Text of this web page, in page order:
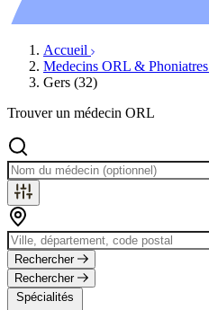
Accueil
Medecins ORL & Phoniatres
Gers (32)
Trouver un médecin ORL
Rechercher
Rechercher
Spécialités